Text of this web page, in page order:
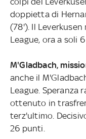
doppietta di
(78'). Il
League, ora a soli
M'Gladbach,
anche il
League. Speranza
ottenuto in
terz'ultimo.
26 punti.